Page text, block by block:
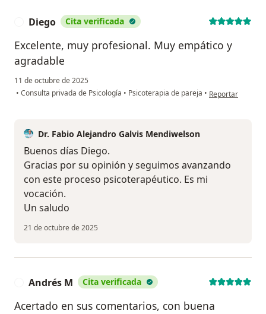
Diego Cita verificada
Excelente, muy profesional. Muy empático y
agradable
11 de octubre de 2025
• Consulta privada de Psicología • Psicoterapia de pareja • en opinión del
Reportar
Dr. Fabio Alejandro Galvis Mendiwelson
Buenos días Diego.
Gracias por su opinión y seguimos avanzando
con este proceso psicoterapéutico. Es mi
vocación.
Un saludo
21 de octubre de 2025
Andrés M Cita verificada
Acertado en sus comentarios, con buena